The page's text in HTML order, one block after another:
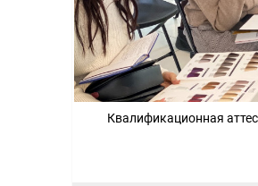
Квалификационная